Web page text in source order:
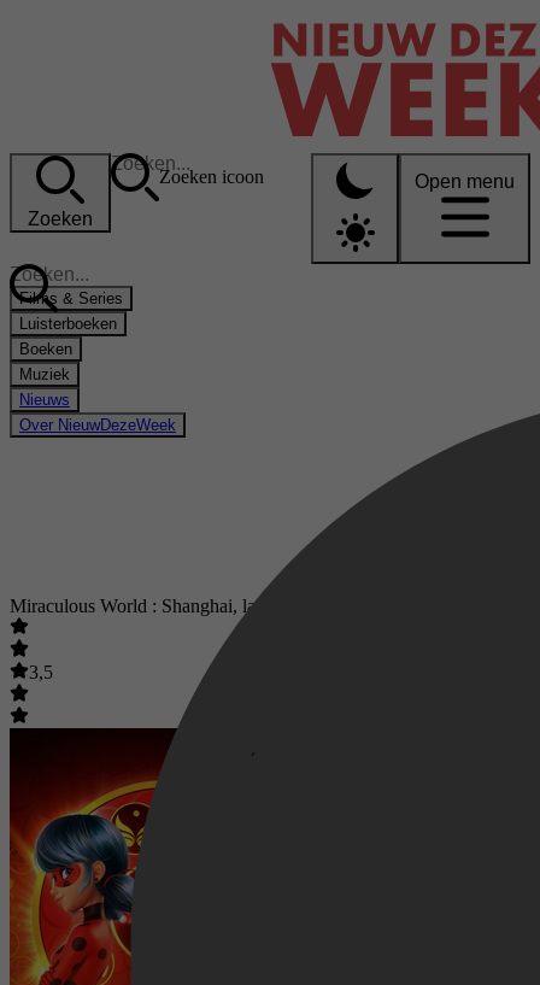
Zoeken
Zoeken icoon Open menu
Films & Series
Luisterboeken
Boeken
Muziek
Nieuws
Over NieuwDezeWeek
Miraculous World : Shanghai, la légende de Ladydragon
3,5